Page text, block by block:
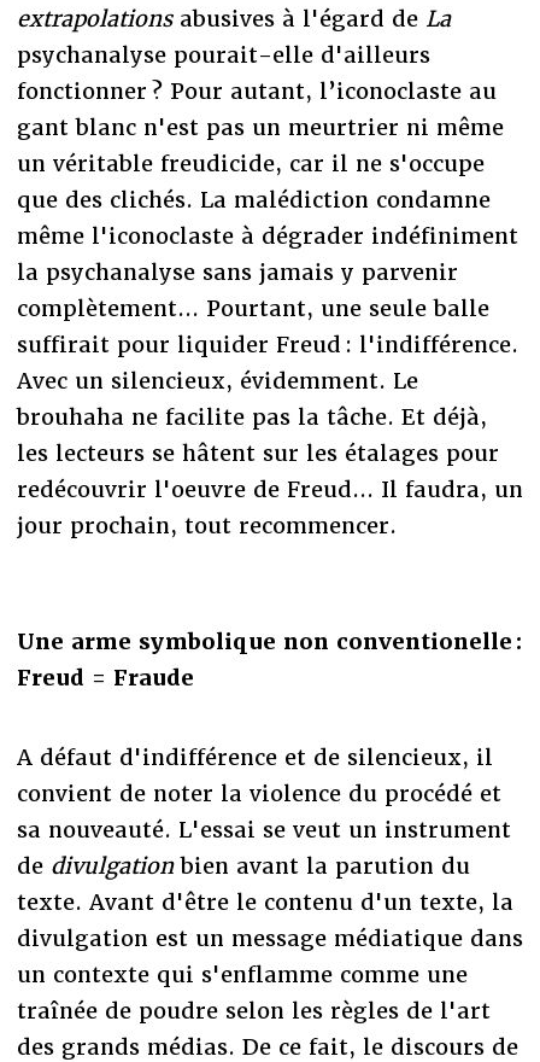
extrapolationsabusives à l'égard de La
psychanalyse pourait-elle d'ailleurs
fonctionner ? Pour autant, l’iconoclaste au
gant blanc n'est pas un meurtrier ni même
un véritable freudicide, car il ne s'occupe
que des clichés. La malédiction condamne
même l'iconoclaste à dégrader indéfiniment
la psychanalyse sans jamais y parvenir
complètement... Pourtant, une seule balle
suffirait pour liquider Freud : l'indifférence.
Avec un silencieux, évidemment. Le
brouhaha ne facilite pas la tâche. Et déjà,
les lecteurs se hâtent sur les étalages pour
redécouvrir l'oeuvre de Freud... Il faudra, un
jour prochain, tout recommencer.
Une arme symbolique non conventionelle :
Freud = Fraude
A défaut d'indifférence et de silencieux, il
convient de noter la violence du procédé et
sa nouveauté. L'essai se veut un instrument
de divulgationbien avant la parution du
texte. Avant d'être le contenu d'un texte, la
divulgation est un message médiatique dans
un contexte qui s'enflamme comme une
traînée de poudre selon les règles de l'art
des grands médias. De ce fait, le discours de